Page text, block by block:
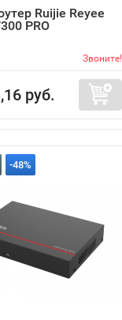
Ruijie Reyee
PRO
Звоните!
руб.
-48%